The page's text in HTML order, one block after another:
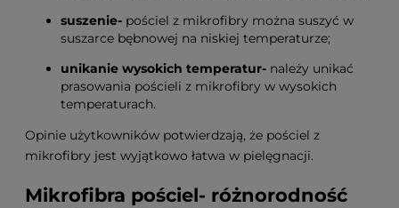
suszenie- pościel z mikrofibry można suszyć w
suszarce bębnowej na niskiej temperaturze;
unikanie wysokich temperatur- należy unikać
prasowania pościeli z mikrofibry w wysokich
temperaturach.
Opinie użytkowników potwierdzają, że pościel z
mikrofibry jest wyjątkowo łatwa w pielęgnacji.
Mikrofibra pościel- różnorodność